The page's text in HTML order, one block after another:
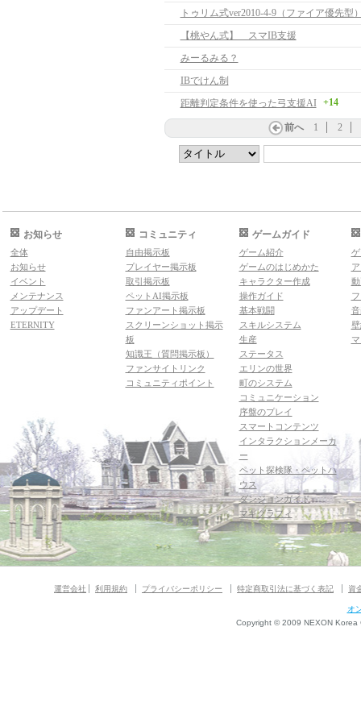
トゥリム式ver2010-4-9（ファイア優先型
【桃やん式】 スマIB支援
みーるみる？
IBでけん制
距離判定条件を使った弓支援AI
+14
前へ 1 2
お知らせ
全体
お知らせ
イベント
メンテナンス
アップデート
ETERNITY
コミュニティ
自由掲示板
プレイヤー掲示板
取引掲示板
ペットAI掲示板
ファンアート掲示板
スクリーンショット掲示
板
知識王（質問掲示板）
ファンサイトリンク
コミュニティポイント
ゲームガイド
ゲーム紹介
ゲームのはじめかた
キャラクター作成
操作ガイド
基本戦闘
スキルシステム
生産
ステータス
エリンの世界
町のシステム
コミュニケーション
序盤のプレイ
スマートコンテンツ
インタラクションメーカ
ー
ペット探検隊・ペットハ
ウス
ダンジョンガイド
マギグラフィ
運営会社 利用規約 プライバシーポリシー 特定商取引法に基づく表記 資
オ
Copyright © 2009 NEXON Korea